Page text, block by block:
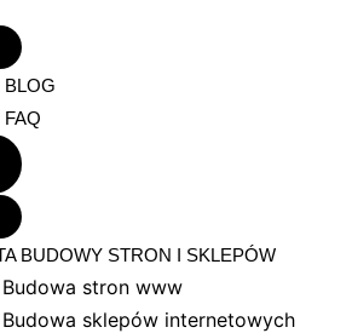
BLOG
FAQ
BUDOWY STRON I SKLEPÓW
Budowa stron www
Budowa sklepów internetowych